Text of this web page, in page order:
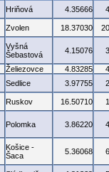
Hriňová 4.35666
Zvolen 18.37030
Vyšná
Šebastová
4.15076
Želiezovce 4.83285
Sedlice 3.97755
Ruskov 16.50710
Polomka 3.86220
Košice -
Šaca
5.36068